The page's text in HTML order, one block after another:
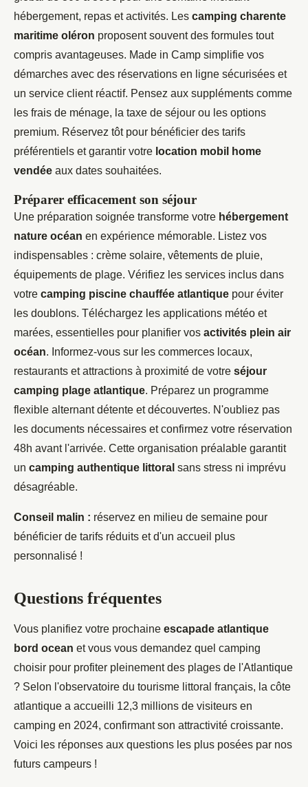
hébergement, repas et activités. Les camping charente
maritime oléron proposent souvent des formules tout
compris avantageuses. Made in Camp simplifie vos
démarches avec des réservations en ligne sécurisées et
un service client réactif. Pensez aux suppléments comme
les frais de ménage, la taxe de séjour ou les options
premium. Réservez tôt pour bénéficier des tarifs
préférentiels et garantir votre location mobil home
vendée aux dates souhaitées.
Préparer efficacement son séjour
Une préparation soignée transforme votre hébergement
nature océan en expérience mémorable. Listez vos
indispensables : crème solaire, vêtements de pluie,
équipements de plage. Vérifiez les services inclus dans
votre camping piscine chauffée atlantique pour éviter
les doublons. Téléchargez les applications météo et
marées, essentielles pour planifier vos activités plein air
océan. Informez-vous sur les commerces locaux,
restaurants et attractions à proximité de votre séjour
camping plage atlantique. Préparez un programme
flexible alternant détente et découvertes. N'oubliez pas
les documents nécessaires et confirmez votre réservation
48h avant l'arrivée. Cette organisation préalable garantit
un camping authentique littoral sans stress ni imprévu
désagréable.
Conseil malin : réservez en milieu de semaine pour
bénéficier de tarifs réduits et d'un accueil plus
personnalisé !
Questions fréquentes
Vous planifiez votre prochaine escapade atlantique
bord ocean et vous vous demandez quel camping
choisir pour profiter pleinement des plages de l'Atlantique
? Selon l'observatoire du tourisme littoral français, la côte
atlantique a accueilli 12,3 millions de visiteurs en
camping en 2024, confirmant son attractivité croissante.
Voici les réponses aux questions les plus posées par nos
futurs campeurs !